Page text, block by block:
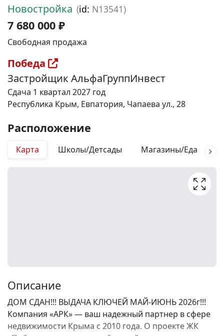
Новостройка (id: N13541)
7 680 000 ₽
Свободная продажа
Победа
Застройщик АльфаГруппИнвест
Сдача 1 квартал 2027 год
Республика Крым, Евпатория, Чапаева ул., 28
Расположение
Карта Школы/Детсады Магазины/Еда
Описание
ДОМ СДАН!!! ВЫДАЧА КЛЮЧЕЙ МАЙ-ИЮНЬ 2026г!!!
Компания «АРК» — ваш надежный партнер в сфере
недвижимости Крыма с 2010 года. О проекте ЖК